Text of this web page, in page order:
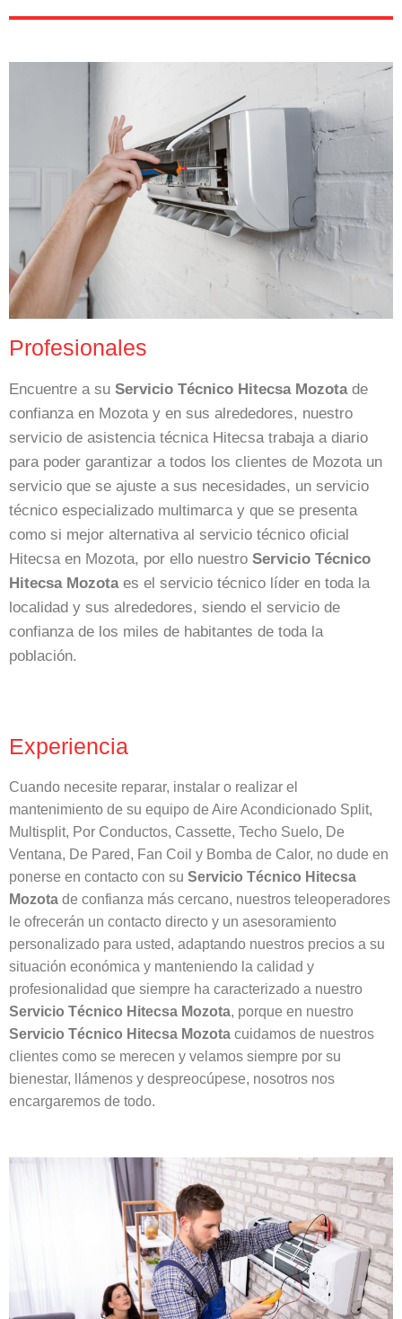
Profesionales
Encuentre a su Servicio Técnico Hitecsa Mozotade
confianza en Mozota y en sus alrededores, nuestro
servicio de asistencia técnica Hitecsa trabaja a diario
para poder garantizar a todos los clientes de Mozota un
servicio que se ajuste a sus necesidades, un servicio
técnico especializado multimarca y que se presenta
como si mejor alternativa al servicio técnico oficial
Hitecsa en Mozota, por ello nuestro Servicio Técnico
Hitecsa Mozotaes el servicio técnico líder en toda la
localidad y sus alrededores, siendo el servicio de
confianza de los miles de habitantes de toda la
población.
Experiencia
Cuando necesite reparar, instalar o realizar el
mantenimiento de su equipo de Aire Acondicionado Split,
Multisplit, Por Conductos, Cassette, Techo Suelo, De
Ventana, De Pared, Fan Coil y Bomba de Calor, no dude en
ponerse en contacto con su Servicio Técnico Hitecsa
Mozota de confianza más cercano, nuestros teleoperadores
le ofrecerán un contacto directo y un asesoramiento
personalizado para usted, adaptando nuestros precios a su
situación económica y manteniendo la calidad y
profesionalidad que siempre ha caracterizado a nuestro
Servicio Técnico Hitecsa Mozota, porque en nuestro
Servicio Técnico Hitecsa Mozota cuidamos de nuestros
clientes como se merecen y velamos siempre por su
bienestar, llámenos y despreocúpese, nosotros nos
encargaremos de todo.